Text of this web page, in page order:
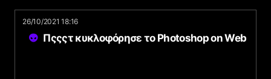
26/10/2021 18:16
Πςςςτ κυκλοφόρησε το Photoshop on Web